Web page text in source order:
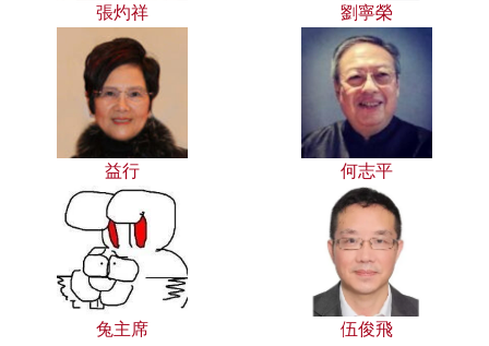
張灼祥 劉寧榮
益行 何志平
兔主席 伍俊飛